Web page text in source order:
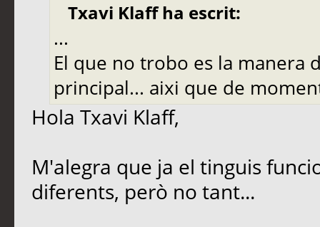
Txavi Klaff ha escrit:
...
El que no trobo es la manera
principal... aixi que de
Hola Txavi Klaff,
M'alegra que ja el tinguis
diferents, però no tant...